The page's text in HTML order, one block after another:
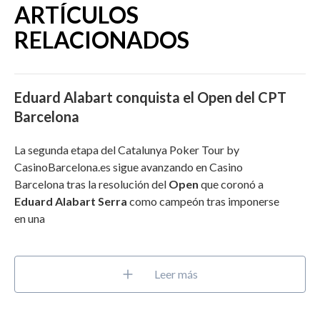
ARTÍCULOS
RELACIONADOS
Eduard Alabart conquista el Open del CPT
Barcelona
La segunda etapa del Catalunya Poker Tour by
CasinoBarcelona.es sigue avanzando en Casino
Barcelona tras la resolución del Open que coronó a
Eduard Alabart Serra como campeón tras imponerse
en una
Leer más